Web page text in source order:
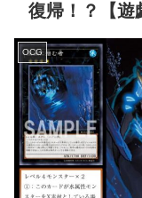
復帰！？【遊
OCG